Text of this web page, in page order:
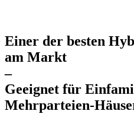
Einer der besten
am Markt
–
Geeignet für
Mehrparteien-